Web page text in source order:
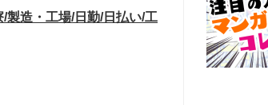
製造・工場/日勤/日払い/工